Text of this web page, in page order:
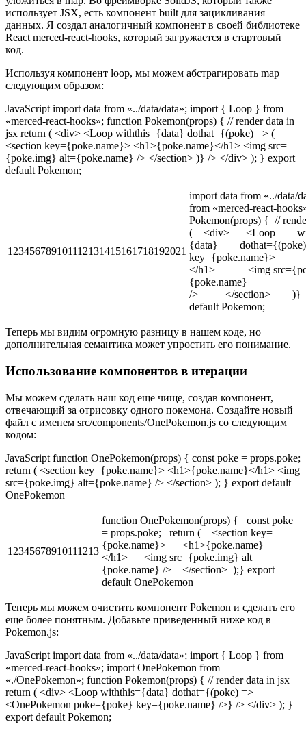
использует JSX, есть компонент built для зацикливания
данных. Я создал аналогичный компонент в своей библиотеке
React merced-react-hooks, который загружается в стартовый
код.
Используя компонент loop, мы можем абстрагировать map
следующим образом:
JavaScript import data from «../data/data»; import { Loop } from
«merced-react-hooks»; function Pokemon(props) { // render data in
jsx return ( <div> <Loop withthis={data} dothat={(poke) => (
<section key={poke.name}> <h1>{poke.name}</h1> <img src=
{poke.img} alt={poke.name} /> </section> )} /> </div> ); } export
default Pokemon;
123456789101112131415161718192021
import data from «../data/
from «merced-react-
Pokemon(props) { //
( <div> <Loop
{data}
key={poke.name}>
</h1> <img
{poke.name}
/> </section> )} /
default Pokemon;
Теперь мы видим огромную разницу в нашем коде, но
дополнительная семантика может упростить его понимание.
Использование компонентов в итерации
Мы можем сделать наш код еще чище, создав компонент,
отвечающий за отрисовку одного покемона. Создайте новый
файл с именем src/components/OnePokemon.js со следующим
кодом:
JavaScript function OnePokemon(props) { const poke = props.poke;
return ( <section key={poke.name}> <h1>{poke.name}</h1> <img
src={poke.img} alt={poke.name} /> </section> ); } export default
OnePokemon
12345678910111213
function OnePokemon(props) { const poke
= props.poke; return ( <section key=
{poke.name}> <h1>{poke.name}
</h1> <img src={poke.img} alt=
{poke.name} /> </section> );} export
default OnePokemon
Теперь мы можем очистить компонент Pokemon и сделать его
еще более понятным. Добавьте приведенный ниже код в
Pokemon.js:
JavaScript import data from «../data/data»; import { Loop } from
«merced-react-hooks»; import OnePokemon from
«./OnePokemon»; function Pokemon(props) { // render data in jsx
return ( <div> <Loop withthis={data} dothat={(poke) =>
<OnePokemon poke={poke} key={poke.name} />} /> </div> ); }
export default Pokemon;